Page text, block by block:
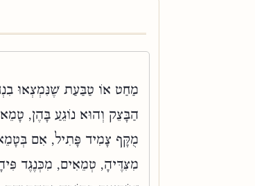
מַחַט אוֹ טַבַּעַת שֶׁנִּמְצְאוּ
הַבָּצֵק וְהוּא נוֹגֵעַ בָּהֶן,
מֻקָּף צָמִיד פָּתִיל, אִם
מִצִּדֶּיהָ, טְמֵאִים, מִכְּנֶגֶד